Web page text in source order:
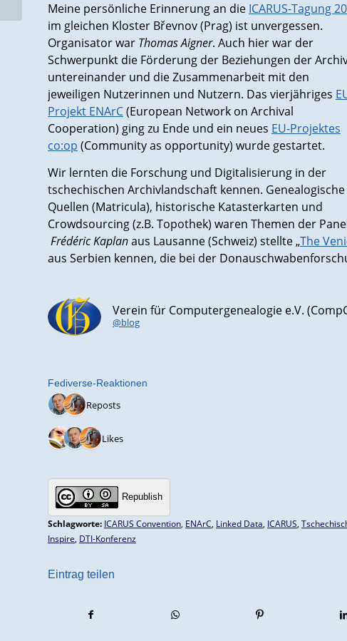
Meine persönliche Erinnerung an die ICARUS-Tagung
im gleichen Kloster Břevnov (Prag) ist unvergessen.
Organisator war Thomas Aigner. Auch hier war der
Schwerpunkt die Förderung der Beziehungen der
untereinander und die Zusammenarbeit mit den
jeweiligen Nutzerinnen und Nutzern. Das vierjähriges
Projekt ENArC(European Network on Archival
Cooperation) ging zu Ende und ein neues EU-Projektes
co:op (Community as opportunity) wurde gestartet.
Wir lernten die Forschung und Digitalisierung in der
tschechischen Archivlandschaft kennen. Genealogische
Quellen (Matricula), historische Katasterkarten und
Crowdsourcing (z.B. Topothek) waren Themen der
Frédéric Kaplanaus Lausanne (Schweiz) stellte „The
aus Serbien kennen, die bei der
Verein für Computergenealogie e.V.
@blog
Fediverse-Reaktionen
2 Reposts
3 Likes
Republish
Schlagworte: ICARUS Convention ENArC Linked Data ICARUS
Inspire DTI-Konferenz
Eintrag teilen